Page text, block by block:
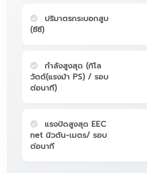
ปริมาตรกระบอกสูบ
(ซีซี)
กำลังสูงสุด (กิโล
วัตต์(แรงม้า PS) / รอบ
ต่อนาที)
แรงบิดสูงสุด EEC
net นิวตัน-เมตร/ รอบ
ต่อนาที